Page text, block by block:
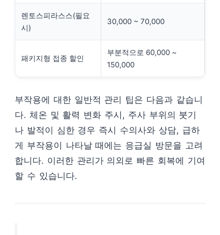
렌토스피라스스(필요
시)
30,000 ~ 70,000
패키지형 접종 할인
부분적으로 60,000 ~
150,000
부작용에 대한 일반적 관리 팁은 다음과 같습니
다. 체온 및 활력 변화 주시, 주사 부위의 붓기
나 발적이 심한 경우 즉시 수의사와 상담, 급하
게 부작용이 나타날 때에는 응급실 방문을 고려
합니다. 이러한 관리가 의외로 빠른 회복에 기여
할 수 있습니다.